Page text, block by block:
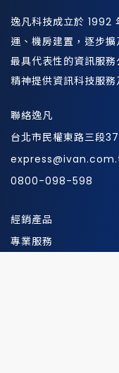
逸凡科技成立於 1992
運、機房建置，逐步
最具代表性的資訊服務
精神提供資訊科技服務
聯絡逸凡
台北市民權東路三段
0800-098-598
經銷產品
專業服務